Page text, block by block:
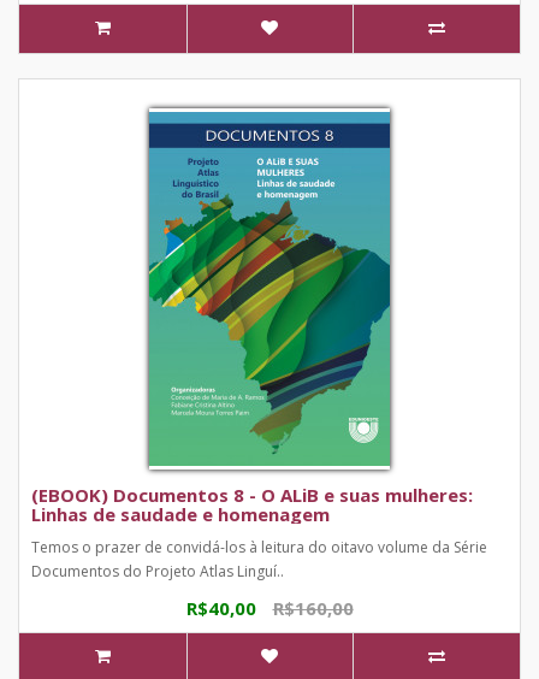
(EBOOK) Documentos 8 - O ALiB e suas mulheres:
Linhas de saudade e homenagem
Temos o prazer de convidá-los à leitura do oitavo volume da Série
Documentos do Projeto Atlas Linguí..
R$40,00 R$160,00